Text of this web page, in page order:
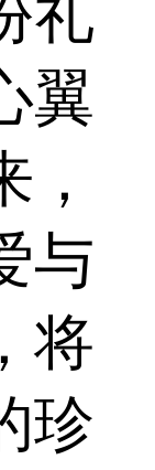
礼
翼
与
将
珍